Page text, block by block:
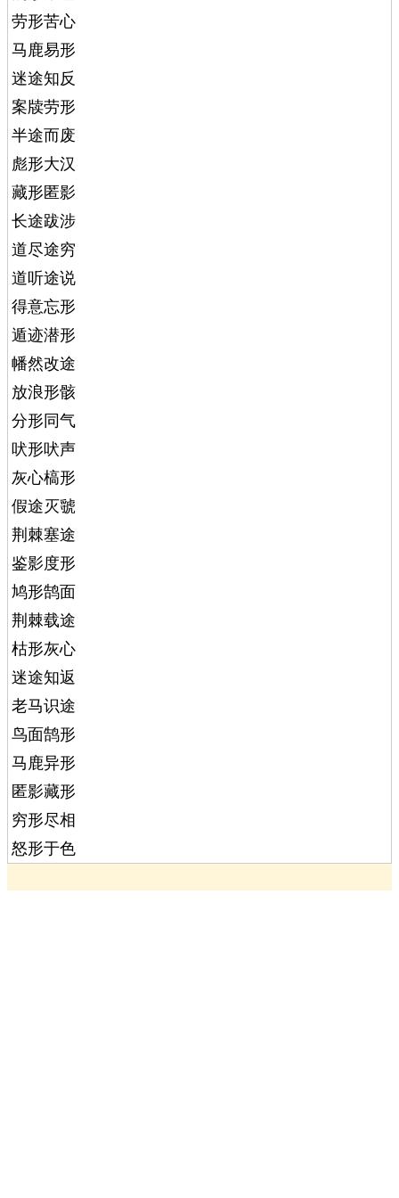
劳形苦心
马鹿易形
迷途知反
案牍劳形
半途而废
彪形大汉
藏形匿影
长途跋涉
道尽途穷
道听途说
得意忘形
遁迹潜形
幡然改途
放浪形骸
分形同气
吠形吠声
灰心槁形
假途灭虢
荆棘塞途
鉴影度形
鸠形鹄面
荆棘载途
枯形灰心
迷途知返
老马识途
鸟面鹄形
马鹿异形
匿影藏形
穷形尽相
怒形于色